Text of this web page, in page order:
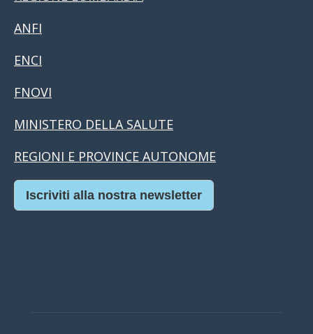
ANFI
ENCI
FNOVI
MINISTERO DELLA SALUTE
REGIONI E PROVINCE AUTONOME
Iscriviti alla nostra newsletter